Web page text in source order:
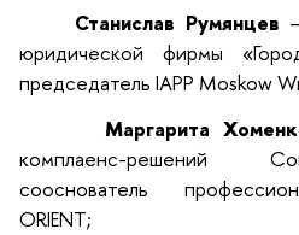
Станислав Румянцев
юридической фирмы
председатель IAPP Moskow
Маргарита
комплаенс-решений
сооснователь
ORIENT;